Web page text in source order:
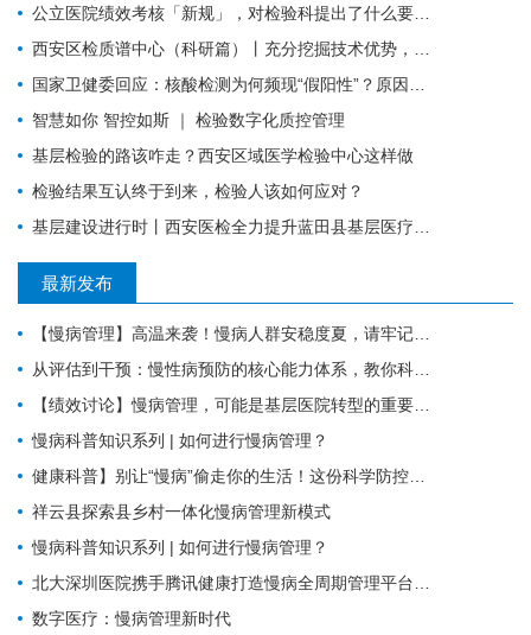
公立医院绩效考核「新规」，对检验科提出了什么要求？
西安区检质谱中心（科研篇）丨充分挖掘技术优势，让“临床+科研”一加一大于二
国家卫健委回应：核酸检测为何频现“假阳性”？原因值得所有检验人警惕！
智慧如你 智控如斯 ｜ 检验数字化质控管理
基层检验的路该咋走？西安区域医学检验中心这样做
检验结果互认终于到来，检验人该如何应对？
基层建设进行时丨西安医检全力提升蓝田县基层医疗服务能力
最新发布
【慢病管理】高温来袭！慢病人群安稳度夏，请牢记这6件事。
从评估到干预：慢性病预防的核心能力体系，教你科学管理健康
【绩效讨论】慢病管理，可能是基层医院转型的重要入口？！
慢病科普知识系列 | 如何进行慢病管理？
健康科普】别让“慢病”偷走你的生活！这份科学防控指南请收好
祥云县探索县乡村一体化慢病管理新模式
慢病科普知识系列 | 如何进行慢病管理？
北大深圳医院携手腾讯健康打造慢病全周期管理平台，已落地超百家社康中心
数字医疗：慢病管理新时代